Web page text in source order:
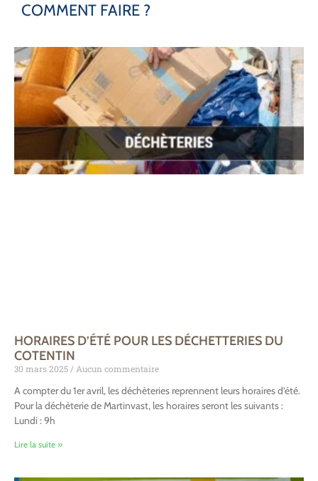
COMMENT FAIRE ?
HORAIRES D’ÉTÉ POUR LES DÉCHETTERIES DU
COTENTIN
30 mars 2025 Aucun commentaire
A compter du 1er avril, les déchèteries reprennent leurs horaires d’été.
Pour la déchèterie de Martinvast, les horaires seront les suivants :
Lundi : 9h
Lire la suite »